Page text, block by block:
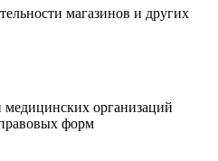
магазинов и других
медицинских организаций
форм